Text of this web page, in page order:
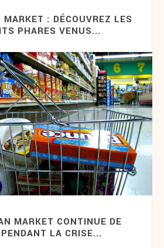
MARKET : DÉCOUVREZ LES
PHARES VENUS...
MARKET CONTINUE DE
LA CRISE...